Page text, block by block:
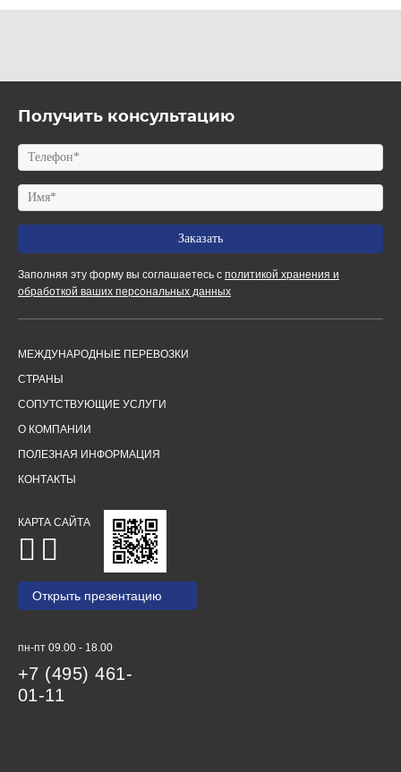
Получить консультацию
Заполняя эту форму вы соглашаетесь с политикой хранения и
обработкой ваших персональных данных
МЕЖДУНАРОДНЫЕ ПЕРЕВОЗКИ
СТРАНЫ
СОПУТСТВУЮЩИЕ УСЛУГИ
О КОМПАНИИ
ПОЛЕЗНАЯ ИНФОРМАЦИЯ
КОНТАКТЫ
КАРТА САЙТА
Открыть презентацию
пн-пт 09.00 - 18.00
+7 (495) 461-
01-11